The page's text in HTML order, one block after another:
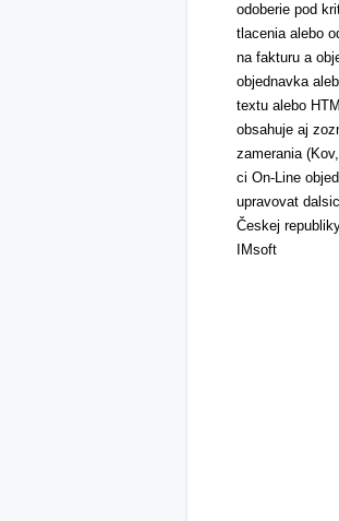
odoberie pod
tlacenia alebo
na fakturu a
objednavka
textu alebo
obsahuje aj
zamerania
ci On-Line
upravovat
Českej
IMsoft